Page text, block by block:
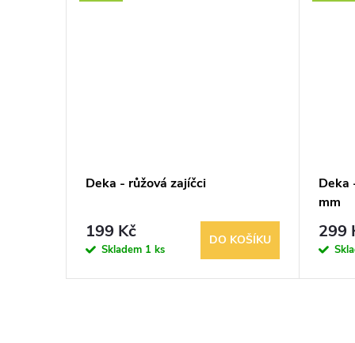
Deka - růžová zajíčci
199 Kč
Skladem 1 ks
DO KOŠÍKU
Deka
mm
299